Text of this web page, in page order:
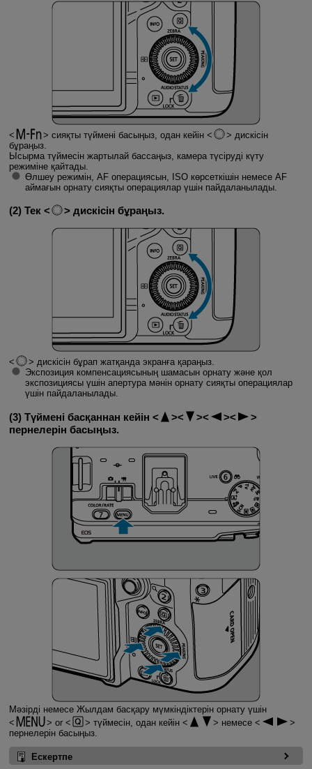
сияқты түймені басыңыз, одан кейін
дискісін
бұраңыз.
Ысырма түймесін жартылай бассаңыз, камера түсіруді күту
режиміне қайтады.
Өлшеу режимін, AF операциясын, ISO көрсеткішін немесе AF
аймағын орнату сияқты операциялар үшін пайдаланылады.
(2) Тек дискісін бұраңыз.
дискісін бұрап жатқанда экранға қараңыз.
Экспозиция компенсациясының шамасын орнату және қол
экспозициясы үшін апертура мәнін орнату сияқты операциялар
үшін пайдаланылады.
(3) Түймені басқаннан кейін
пернелерін басыңыз.
Мәзірді немесе Жылдам басқару мүмкіндіктерін орнату үшін
or
түймесін, одан кейін
немесе
пернелерін басыңыз.
Ескертпе